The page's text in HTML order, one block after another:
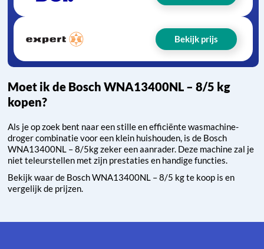
Moet ik de Bosch WNA13400NL – 8/5 kg
kopen?
Als je op zoek bent naar een stille en efficiënte wasmachine-
droger combinatie voor een klein huishouden, is de Bosch
WNA13400NL – 8/5kg zeker een aanrader. Deze machine zal je
niet teleurstellen met zijn prestaties en handige functies.
Bekijk waar de Bosch WNA13400NL – 8/5 kg te koop is en
vergelijk de prijzen.
Bekijk prijs